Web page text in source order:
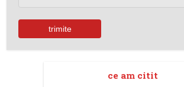
ce am citit